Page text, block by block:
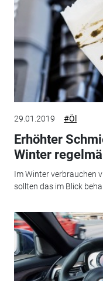
29.01.2019 #Öl
Erhöhter
Winter
Im Winter verbrauchen
sollten das im Blick